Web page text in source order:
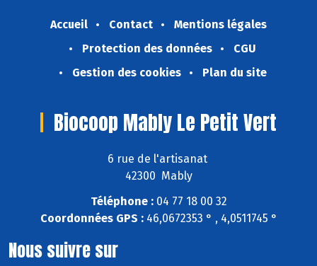
Accueil Contact
Mentions légales
Protection des données
CGU
Gestion des cookies
Plan du site
Biocoop Mably Le Petit Vert
6 rue de l'artisanat
42300 Mably
Téléphone :04 77 18 00 32
Coordonnées GPS :46,0672353 ° , 4,0511745 °
Nous suivre sur